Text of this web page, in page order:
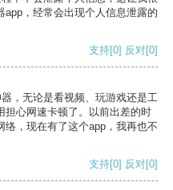
，经常会出现个人信息泄露的
支持[0] 反对[0]
，无论是看视频、玩游戏还是工
担心网速卡顿了。以前出差的时
，现在有了这个app，我再也不
支持[0] 反对[0]